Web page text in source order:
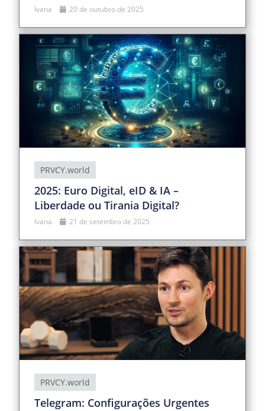
Ivana 20 de outubro de 2025
PRVCY.world
2025: Euro Digital, eID & IA –
Liberdade ou Tirania Digital?
Ivana 21 de setembro de 2025
PRVCY.world
Telegram: Configurações Urgentes